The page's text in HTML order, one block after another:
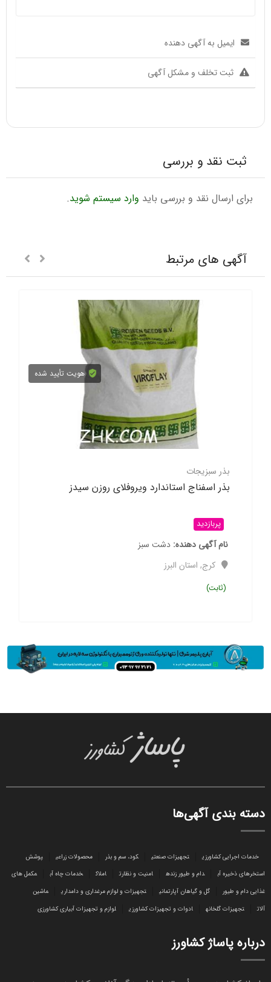
ایمیل به آگهی دهنده
ثبت تخلف و مشکل آگهی
ثبت نقد و بررسی
برای ارسال نقد و بررسی باید وارد سیستم شوید.
آگهی های مرتبط
هویت تأیید شده
بذر سبزیجات
بذر اسفناج استاندارد ویروفلای روزن سیدز
پربازدید
نام آگهی دهنده دشت سبز
کرج, استان البرز
(ثابت)
دسته بندی آگهی‌ها
خدمات اجرایی کشاورزی تجهیزات صنعتی کود، سم و بذر محصولات زراعی
پوشش
استخرهای ذخیره آب
دام و طیور زنده امنیت و نظارت املاک خدمات چاه آب
مکمل های
غذایی دام و طیور
گل و گیاهان آپارتمانی تجهیزات و لوازم مرغداری و دامداری
ماشین
آلات
تجهیزات گلخانه ادوات و تجهیزات کشاورزی لوازم و تجهیزات آبیاری کشاورزی
درباره پاساژ کشاورز